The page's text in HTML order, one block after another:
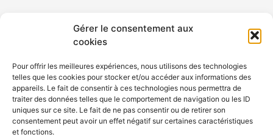
Gérer le consentement aux
cookies
Pour offrir les meilleures expériences, nous utilisons des technologies
telles que les cookies pour stocker et/ou accéder aux informations des
appareils. Le fait de consentir à ces technologies nous permettra de
traiter des données telles que le comportement de navigation ou les ID
uniques sur ce site. Le fait de ne pas consentir ou de retirer son
consentement peut avoir un effet négatif sur certaines caractéristiques
et fonctions.